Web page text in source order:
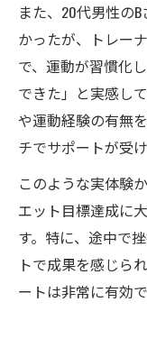
また、20代男性の
かったが、トレー
で、運動が習慣化
できた」と実感し
や運動経験の有無
チでサポートが受
このような実体験
エット目標達成に
す。特に、途中で
トで成果を感じら
ートは非常に有効で